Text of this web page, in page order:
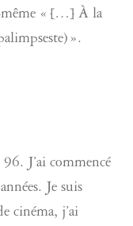
même « […] À la
».
J’ai commencé
Je suis
cinéma, j’ai